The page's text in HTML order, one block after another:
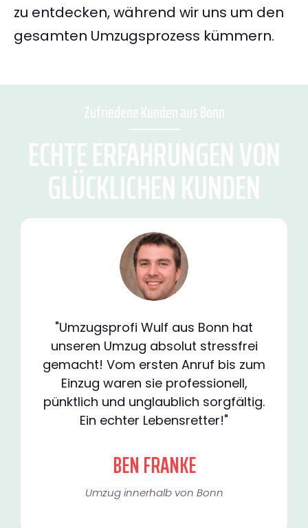
zu entdecken, während wir uns um den
gesamten Umzugsprozess kümmern.
Zufriedene Kunden aus Bonn
ECHTE ERFAHRUNGEN VON
GLÜCKLICHEN KUNDEN
"Umzugsprofi Wulf aus Bonn hat
unseren Umzug absolut stressfrei
gemacht! Vom ersten Anruf bis zum
Einzug waren sie professionell,
pünktlich und unglaublich sorgfältig.
Ein echter Lebensretter!"
BEN FRANKE
Umzug innerhalb von Bonn​